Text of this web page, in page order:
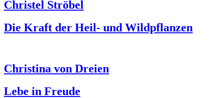
Christel Ströbel
Die Kraft der Heil- und Wildpflanzen
Christina von Dreien
Lebe in Freude